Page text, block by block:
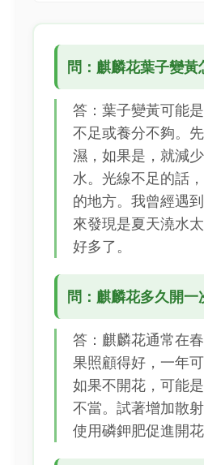
問：麒麟花葉子變黃
答：葉子變黃可能
不足或養分不夠。
濕，如果是，就減
水。光線不足的話
的地方。我曾經遇
來發現是夏天澆水
好多了。
問：麒麟花多久開一
答：麒麟花通常在
果照顧得好，一年
如果不開花，可能
不當。試著增加散
使用磷鉀肥促進開花